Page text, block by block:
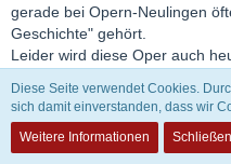
gerade bei Opern-Neulingen
Geschichte" gehört.
Leider wird diese Oper auch
dadurch fast zur Parodie. Und
Brothers überlassen; über
als Trovatore-Fan immer wieder
Diese Seite verwendet Cookies.
sich damit einverstanden, dass wir
Weitere Informationen
Schließen